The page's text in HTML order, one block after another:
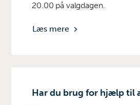
20.00 på valgdagen.
Læs mere
Har du brug for hjælp til